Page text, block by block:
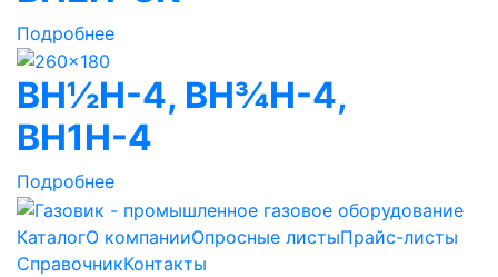
Подробнее
ВН½Н-4, ВН¾Н-4,
ВН1Н-4
Подробнее
КаталогО компанииОпросные листыПрайс-листы
СправочникКонтакты